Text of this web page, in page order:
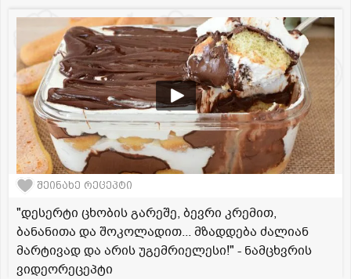
შეინახე რეცეპტი
"დესერტი ცხობის გარეშე, ბევრი კრემით,
ბანანითა და შოკოლადით... მზადდება ძალიან
მარტივად და არის უგემრიელესი!" - ნამცხვრის
ვიდეორეცეპტი